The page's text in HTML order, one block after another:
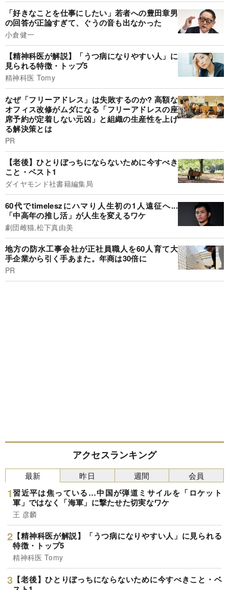
「好きなことを仕事にしたい」若者への豊田章男
の回答が正論すぎて、ぐうの音も出なかった
小倉健一
【精神科医が解説】「うつ病になりやすい人」に
見られる特徴・トップ5
精神科医 Tomy
なぜ「フリーアドレス」は失敗するのか? 高額な
オフィス改修がムダになる「フリーアドレスの座
席予約が定着しない元凶」と組織の生産性を上げ
る解決策とは
PR
【老後】ひとりぼっちにならないために今すべき
こと・ベスト1
ダイヤモンド社書籍編集局
60代でtimeleszにハマり人生初の1人遠征へ...
「中高年の推し活」が人生を変えるワケ
劇団雌猫,松下真由美
地方の防水工事会社が正社員職人を60人育て大
手企業から引く手あまた。年商は30倍に
PR
アクセスランキング
最新
習近平は焦っている…中国が弾道ミサイルを「ロケット
軍」ではなく「海軍」に撃たせた切実なワケ
王 彦麟
【精神科医が解説】「うつ病になりやすい人」に見られる
特徴・トップ5
精神科医 Tomy
【老後】ひとりぼっちにならないために今すべきこと・ベ
昨日 週間 会員